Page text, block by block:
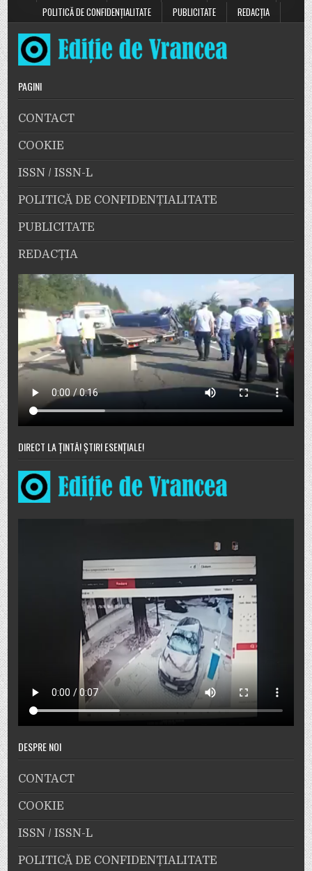
POLITICĂ DE CONFIDENȚIALITATE
PUBLICITATE REDACȚIA
PAGINI
CONTACT
COOKIE
ISSN / ISSN-L
POLITICĂ DE CONFIDENȚIALITATE
PUBLICITATE
REDACȚIA
DIRECT LA ȚINTĂ! ȘTIRI ESENȚIALE!
DESPRE NOI
CONTACT
COOKIE
ISSN / ISSN-L
POLITICĂ DE CONFIDENȚIALITATE